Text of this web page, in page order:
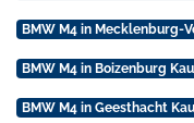
BMW M4 in Mecklenburg-
BMW M4 in Boizenburg
BMW M4 in Geesthacht